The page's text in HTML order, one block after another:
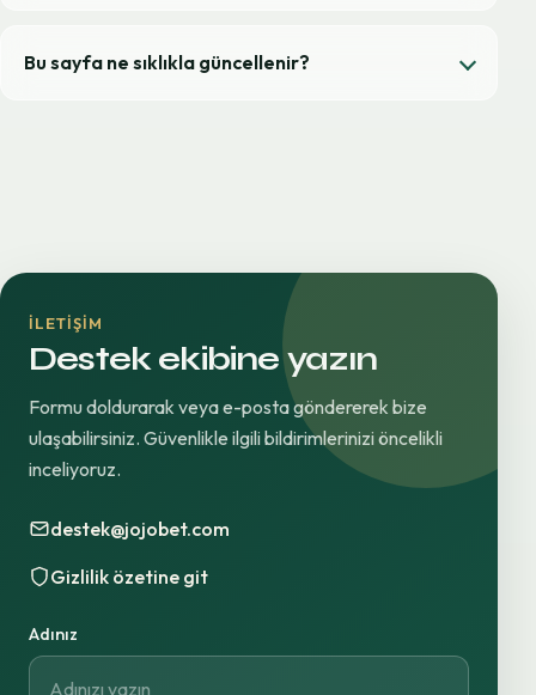
Bu sayfa ne sıklıkla güncellenir?
İLETIŞIM
Destek ekibine yazın
Formu doldurarak veya e-posta göndererek bize
ulaşabilirsiniz. Güvenlikle ilgili bildirimlerinizi öncelikli
inceliyoruz.
destek@jojobet.com
Gizlilik özetine git
Adınız